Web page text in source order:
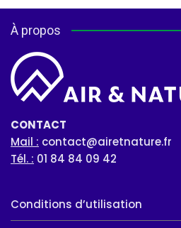
À propos
CONTACT
Mail : contact@airetnature.fr
Tél. : 01 84 84 09 42
Conditions d’utilisation